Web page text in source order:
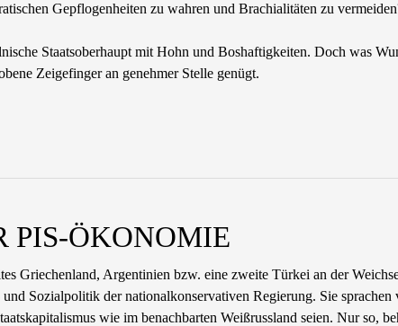
Gepflogenheiten zu wahren und Brachialitäten zu
Staatsoberhaupt mit Hohn und Boshaftigkeiten. Doch was
Zeigefinger an genehmer Stelle genügt.
PIS-ӦKONOMIE
Griechenland, Argentinien bzw. eine zweite Türkei an der
Sozialpolitik der nationalkonservativen Regierung. Sie
wie im benachbarten Weißrussland seien. Nur so,